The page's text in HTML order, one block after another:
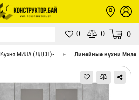
0 0 0
Кухня МИЛА (ЛДСП)- Линейные кухни Мила